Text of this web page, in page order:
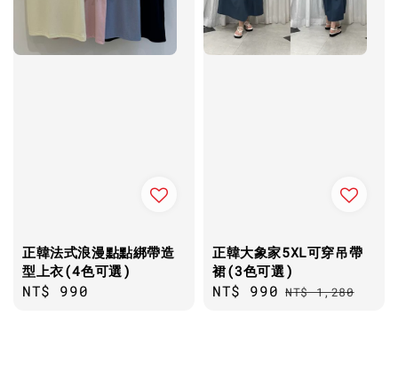
正韓法式浪漫點點綁帶造
型上衣(4色可選)
Regular
NT$ 990
正韓大象家5XL可穿吊帶
裙(3色可選)
Sale
NT$ 990 Regular
NT$ 1,280